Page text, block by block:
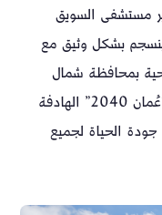
مستشفى السويق
ينسجم بشكل وثيق مع
بمحافظة شمال
الباطنة، ويتماشى مع مستهدفات رؤية “عُمان 2040” الهادفة
الحياة لجميع